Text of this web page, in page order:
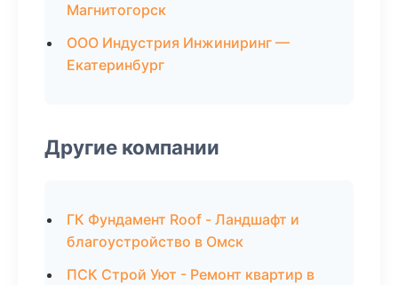
Магнитогорск
ООО Индустрия Инжиниринг —
Екатеринбург
Другие компании
ГК Фундамент Roof - Ландшафт и
благоустройство в Омск
ПСК Строй Уют - Ремонт квартир в